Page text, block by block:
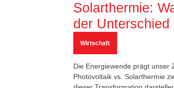
Solarthermie:
der Unterschied
Wirtschaft
Die Energiewende prägt unser
Photovoltaik vs. Solarthermie